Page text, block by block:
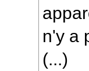
n'y a
(...)